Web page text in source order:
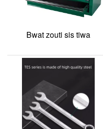
Bwat zouti sis tiwa